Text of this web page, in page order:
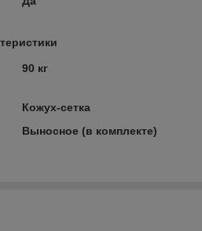
90 кг
Кожух-сетка
Выносное (в комплекте)